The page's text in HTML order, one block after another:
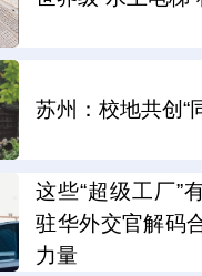
苏州：校地共创“
这些“超级工厂”
驻华外交官解码
力量